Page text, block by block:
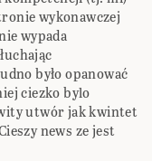
wykonawczej
wypada
było opanować
ciezko bylo
utwór jak kwintet
news ze jest